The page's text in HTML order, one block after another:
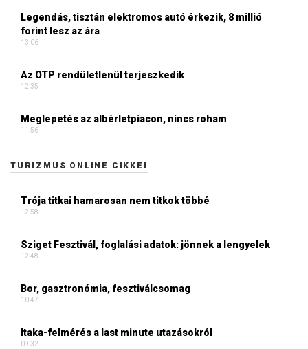
Legendás, tisztán elektromos autó érkezik, 8 millió
forint lesz az ára
13:06
Az OTP rendületlenül terjeszkedik
12:35
Meglepetés az albérletpiacon, nincs roham
11:56
TURIZMUS ONLINE CIKKEI
Trója titkai hamarosan nem titkok többé
12:58
Sziget Fesztivál, foglalási adatok: jönnek a lengyelek
12:48
Bor, gasztronómia, fesztiválcsomag
10:47
Itaka-felmérés a last minute utazásokról
09:32